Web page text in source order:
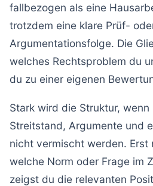
fallbezogen als eine
trotzdem eine klare Prüf-
Argumentationsfolge. Die
welches Rechtsproblem du
du zu einer eigenen
Stark wird die Struktur, wenn
Streitstand, Argumente und
nicht vermischt werden. Erst
welche Norm oder Frage im
zeigst du die relevanten